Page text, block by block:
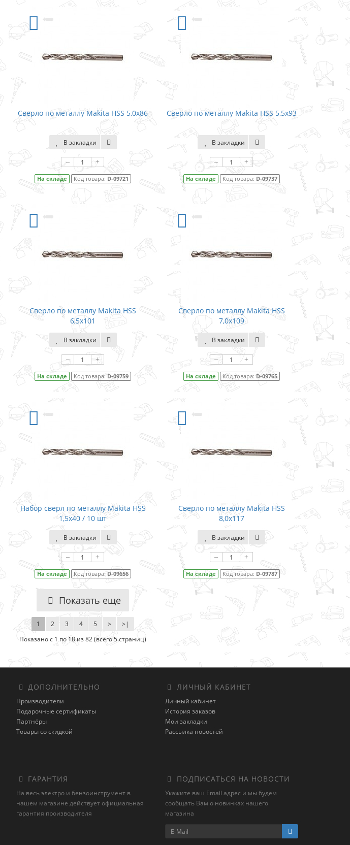
Сверло по металлу Makita HSS 5,0x86
В закладки
– +
На складе Код товара: D-09721
Сверло по металлу Makita HSS 5,5x93
В закладки
– +
На складе Код товара: D-09737
Сверло по металлу Makita HSS
6,5x101
В закладки
– +
На складе Код товара: D-09759
Сверло по металлу Makita HSS
7,0x109
В закладки
– +
На складе Код товара: D-09765
Набор сверл по металлу Makita HSS
1,5x40 / 10 шт
В закладки
– +
На складе Код товара:D-09656
Сверло по металлу Makita HSS
8,0x117
В закладки
– +
На складе Код товара: D-09787
Показать еще
1 2 3 4 5 > >|
Показано с 1 по 18 из 82 (всего 5 страниц)
ДОПОЛНИТЕЛЬНО
Производители
Подарочные сертификаты
Партнёры
Товары со скидкой
ЛИЧНЫЙ КАБИНЕТ
Личный кабинет
История заказов
Мои закладки
Рассылка новостей
ГАРАНТИЯ
На весь электро и бензоинструмент в
нашем магазине действует официальная
гарантия производителя
ПОДПИСАТЬСЯ НА НОВОСТИ
Укажите ваш Email адрес и мы будем
сообщать Вам о новинках нашего
магазина